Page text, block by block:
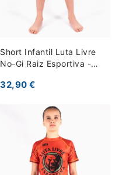
Short Infantil Luta Livre
No-Gi Raiz Esportiva -
32,90 €